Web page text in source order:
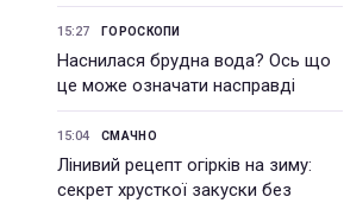
15:27 ГОРОСКОПИ
Наснилася брудна вода? Ось що
це може означати насправді
15:04 СМАЧНО
Лінивий рецепт огірків на зиму:
секрет хрусткої закуски без